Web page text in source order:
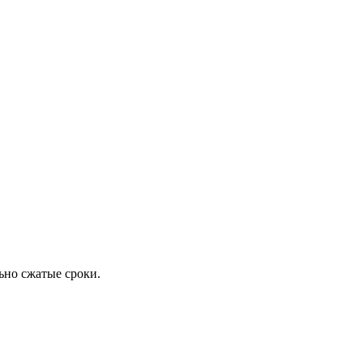
сжатые сроки.